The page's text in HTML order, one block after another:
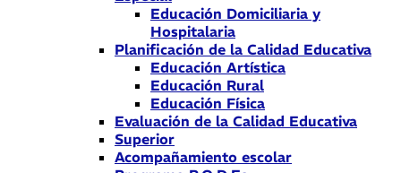
Educación Domiciliaria y
Hospitalaria
Planificación de la Calidad Educativa
Educación Artística
Educación Rural
Educación Física
Evaluación de la Calidad Educativa
Superior
Acompañamiento escolar